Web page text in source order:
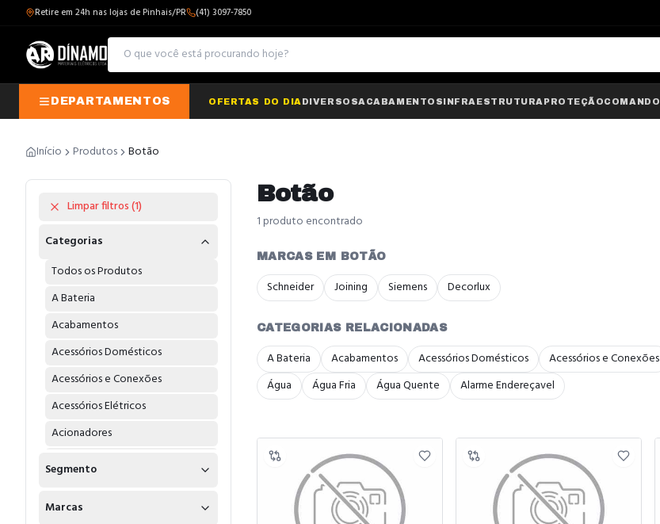
Retire em 24h nas lojas de Pinhais/PR (41) 3097-7850
DEPARTAMENTOS OFERTAS DO DIA DIVERSOSACABAMENTOSINFRAESTRUTURA PROTEÇÃOCOMANDO
Início Produtos Botão
Limpar filtros (1)
Categorias
Todos os Produtos
A Bateria
Acabamentos
Acessórios Domésticos
Acessórios e Conexões
Acessórios Elétricos
Acionadores
Água
Segmento
Marcas
Botão
1produto encontrado
MARCAS EM BOTÃO
Schneider Joining Siemens Decorlux
CATEGORIAS RELACIONADAS
A Bateria Acabamentos Acessórios Domésticos Acessórios e Conexões
Água
Água Fria Água Quente Alarme Endereçavel